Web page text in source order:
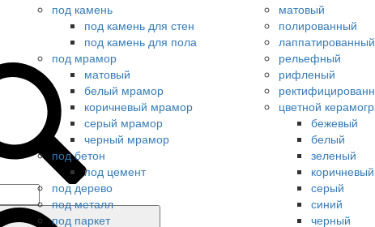
под камень
под камень для стен
под камень для пола
под мрамор
матовый
белый мрамор
коричневый мрамор
серый мрамор
черный мрамор
под бетон
под цемент
под дерево
под металл
под паркет
матовый
полированный
лаппатированный
рельефный
рифленый
цветной
бежевый
белый
зеленый
коричневый
серый
синий
черный